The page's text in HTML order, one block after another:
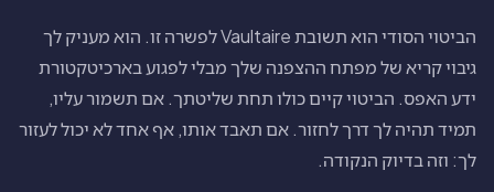
הביטוי הסודי הוא תשובת Vaultaire לפשרה זו. הוא מעניק לך
גיבוי קריא של מפתח ההצפנה שלך מבלי לפגוע בארכיטקטורת
ידע האפס. הביטוי קיים כולו תחת שליטתך. אם תשמור עליו,
תמיד תהיה לך דרך לחזור. אם תאבד אותו, אף אחד לא יכול לעזור
לך: וזה בדיוק הנקודה.